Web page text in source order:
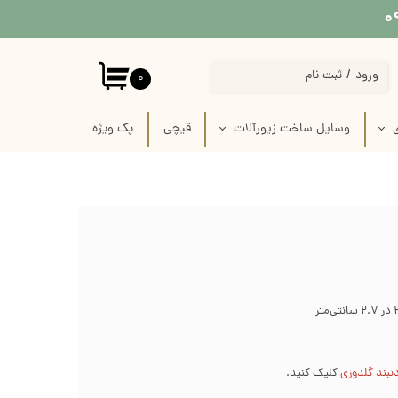
وسایل ساخت زیورآلات
وسایل ساخت گل سر
قیچی پک‌‌ ویژه
۰ ورود / ثبت نام
تغییر گذر واژه
گلدوزیکلیک کنید.